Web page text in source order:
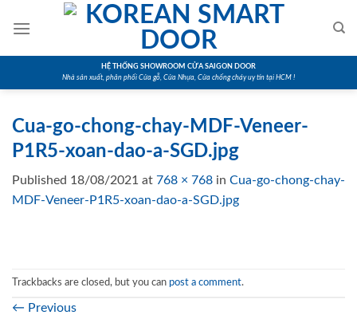
HỆ THỐNG SHOWROOM CỬA SAIGON DOOR
Nhà sản xuất, phân phối Cửa gỗ, Cửa Nhựa, Cửa chống cháy uy tín tại HCM !
Cua-go-chong-chay-MDF-Veneer-
P1R5-xoan-dao-a-SGD.jpg
Published 18/08/2021 at 768 × 768 in Cua-go-chong-chay-
MDF-Veneer-P1R5-xoan-dao-a-SGD.jpg
Trackbacks are closed, but you can post a comment.
← Previous